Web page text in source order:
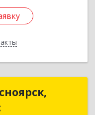
офис